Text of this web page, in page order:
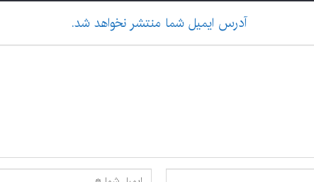
آدرس ایمیل شما منتشر نخواهد شد.